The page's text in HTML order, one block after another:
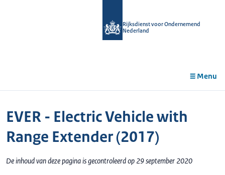
Rijksdienst voor Ondernemend
Nederland
Menu
EVER - Electric Vehicle with
Range Extender (2017)
De inhoud van deze pagina is gecontroleerd op 29 september 2020